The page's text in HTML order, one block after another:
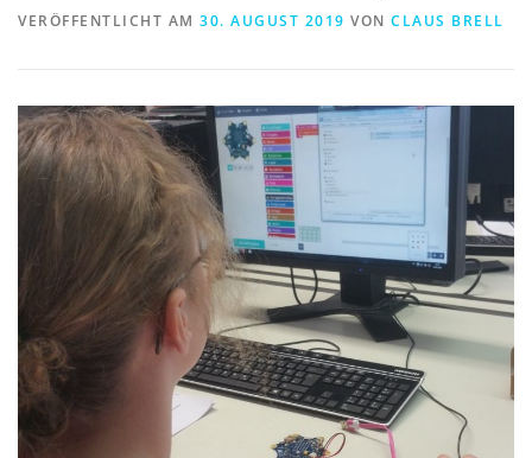
VERÖFFENTLICHT AM 30. AUGUST 2019 VON CLAUS BRELL